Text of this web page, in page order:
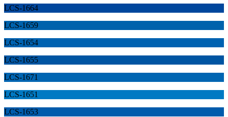
LCS-1664
LCS-1659
LCS-1654
LCS-1655
LCS-1671
LCS-1651
LCS-1653